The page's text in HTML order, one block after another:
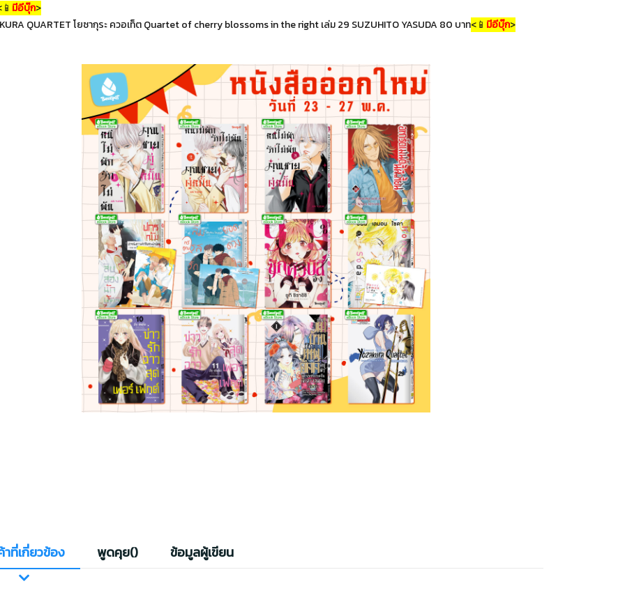
Melody Pichi
Aqua (ภาคใหม่) 6
12 years 20 (เล่มจบ)
70.0060฿
ไดฟุกุจังกับเจ้าชายจอม
99.0085฿
เขยตัวร้ายกับคุณหนูยา
ศลิขสิทธิ์การ์ตูนใหม่จาก
SHOTEN [BLY]
ร่วมกับสำนักพิมพ์
10 Jul, 2026
หนังสือบงกชออกใหม่วันที่ 11-15
กรกฎาคม 2569
วันเสาร์ที่ 11 กรกฎาคม 🍳Bongkoch
Comics • ชมหน่อยน้า คุณเลขาคุโ...
มีอีบุ๊ก>
QUARTET โยซากุระ ควอเท็ต Quartet of cherry blossoms in the right เล่ม 29 SUZUHITO YASUDA 80 บาท<📱 มีอีบุ๊ก>
ที่เกี่ยวข้อง พูดคุย() ข้อมูลผู้เขียน